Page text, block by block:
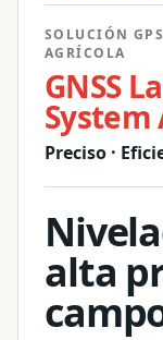
SOLUCIÓN
AGRÍCOLA
GNSS
System
Preciso ·
alta